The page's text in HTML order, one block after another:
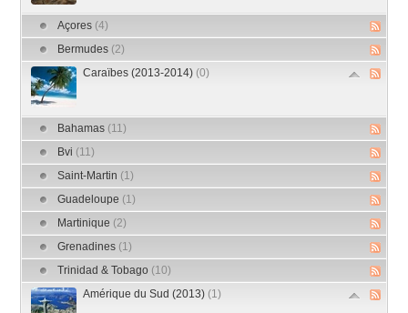
Açores (4)
Bermudes (2)
Caraïbes (2013-2014) (0)
Bahamas (11)
Bvi (11)
Saint-Martin (1)
Guadeloupe (1)
Martinique (2)
Grenadines (1)
Trinidad & Tobago (10)
Amérique du Sud (2013) (1)